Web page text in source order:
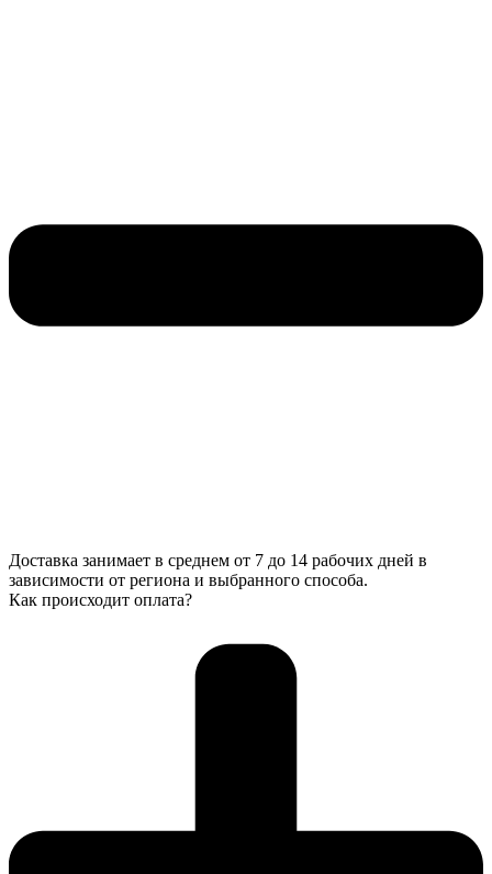
Доставка занимает в среднем от 7 до 14 рабочих дней в
зависимости от региона и выбранного способа.
Как происходит оплата?